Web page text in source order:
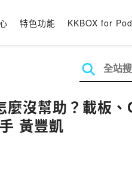
特色功能 KKBOX for
沒幫助？載板
黃豐凱